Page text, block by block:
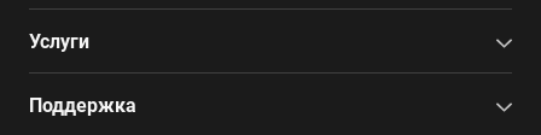
Услуги
Поддержка